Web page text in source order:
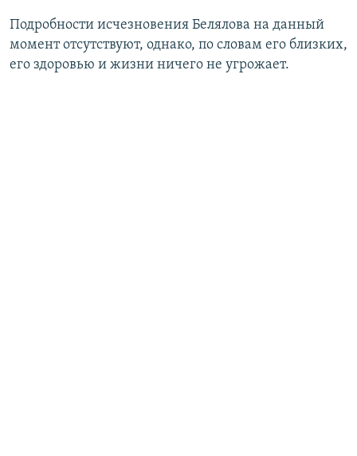
Подробности исчезновения Белялова на данный
момент отсутствуют, однако, по словам его близких,
его здоровью и жизни ничего не угрожает.